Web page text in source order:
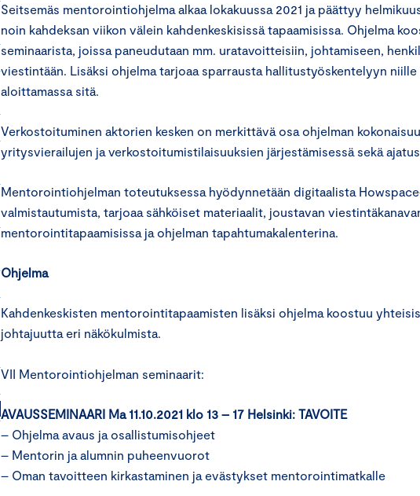
Seitsemäs mentorointiohjelma alkaa lokakuussa 2021 ja päättyy
noin kahdeksan viikon välein kahdenkeskisissä tapaamisissa. Ohjelma
seminaarista, joissa paneudutaan mm. uratavoitteisiin, johtamiseen,
viestintään. Lisäksi ohjelma tarjoaa sparrausta hallitustyöskentelyyn
aloittamassa sitä.
Verkostoituminen aktorien kesken on merkittävä osa ohjelman
yritysvierailujen ja verkostoitumistilaisuuksien järjestämisessä sekä
Mentorointiohjelman toteutuksessa hyödynnetään digitaalista
valmistautumista, tarjoaa sähköiset materiaalit, joustavan
mentorointitapaamisissa ja ohjelman tapahtumakalenterina.
Ohjelma
Kahdenkeskisten mentorointitapaamisten lisäksi ohjelma koostuu
johtajuutta eri näkökulmista.
VII Mentorointiohjelman seminaarit:
AVAUSSEMINAARI Ma 11.10.2021 klo 13 – 17 Helsinki: TAVOITE
– Ohjelma avaus ja osallistumisohjeet
– Mentorin ja alumnin puheenvuorot
– Oman tavoitteen kirkastaminen ja evästykset mentorointimatkalle